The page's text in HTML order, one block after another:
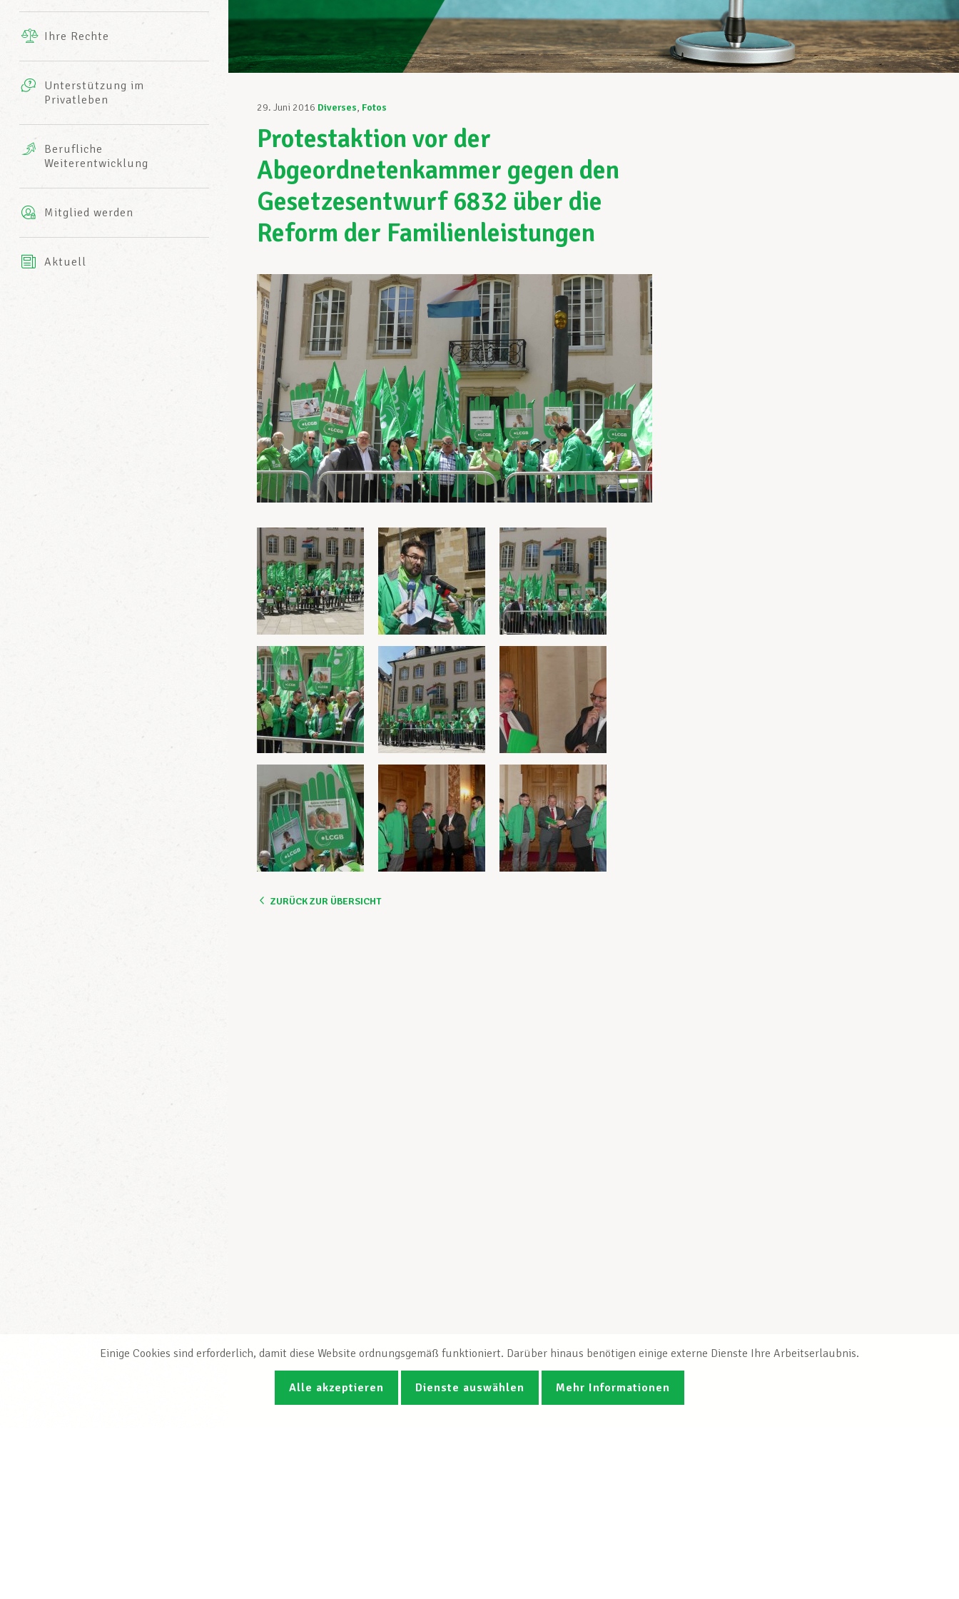
INFO-CENTER
des LCGBs
Ihre Rechte
Unterstützung im
Privatleben
Leistungen
Mutuelle
AXA
Berufliche
Weiterentwicklung
Mitglied werden
Aktuell
29. Juni 2016 Diverses, Fotos
Protestaktion vor der
Abgeordnetenkammer gegen den
Gesetzesentwurf 6832 über die
Reform der Familienleistungen
ZURÜCK ZUR ÜBERSICHT
Einige Cookies sind erforderlich, damit diese Website ordnungsgemäß funktioniert. Darüber hinaus benötigen einige externe Dienste Ihre Arbeitserlaubnis.
Alle akzeptieren Dienste auswählen Mehr Informationen